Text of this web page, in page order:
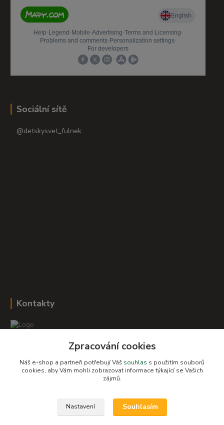
Sociální sítě
@detskysvet_fulnek
Kontakty
+420 604 278 943
obchod-detskysvet@seznam.cz
Zpracování cookies
Náš e-shop a partneři potřebují Váš souhlas s použitím souborů
cookies, aby Vám mohli zobrazovat informace týkající se Vašich
zájmů.
Nastavení Souhlasím